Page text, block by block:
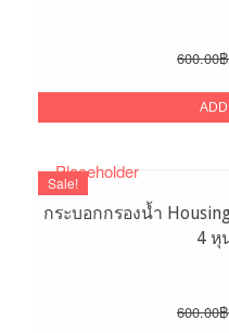
600.00฿
Sale!
กระบอกกรองน้ำ
4 หุ
600.00฿